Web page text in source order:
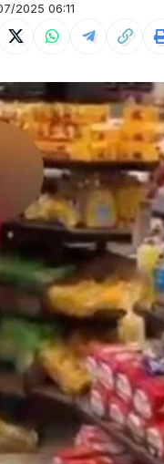
2025 06:11